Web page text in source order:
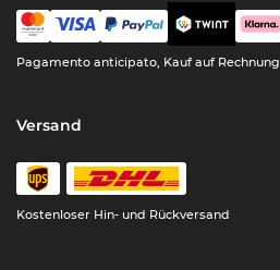
Pagamento anticipato, Kauf auf Rechnung
Versand
Kostenloser Hin- und Rückversand